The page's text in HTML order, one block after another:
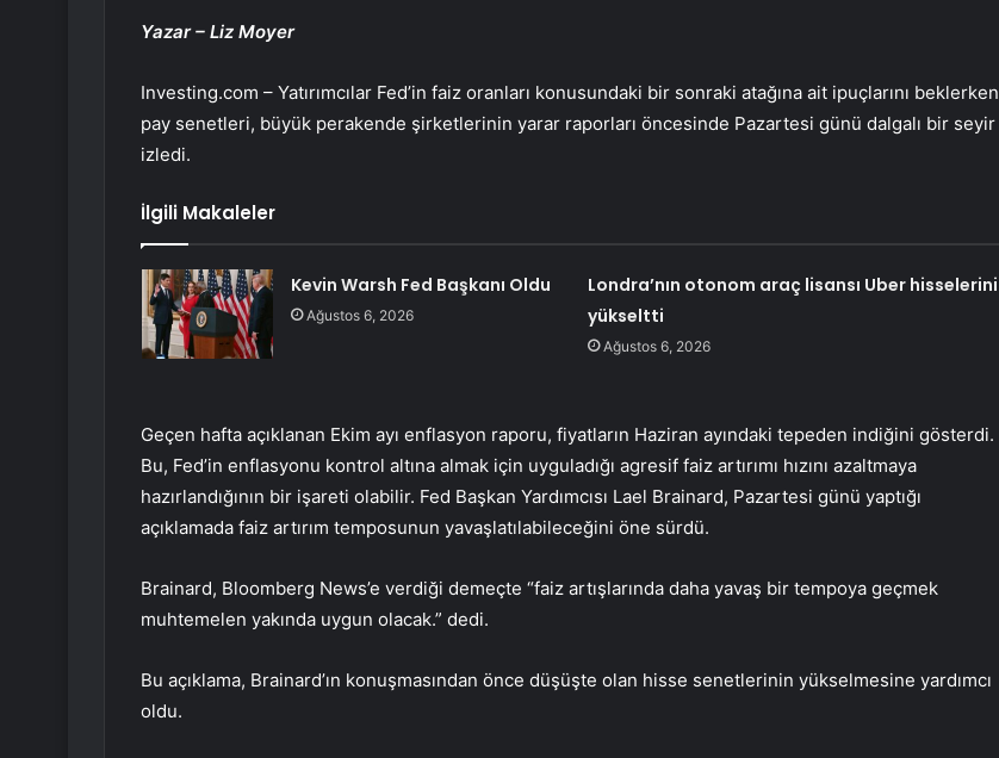
Yazar – Liz Moyer
Investing.com – Yatırımcılar Fed’in faiz oranları konusundaki bir sonraki atağına ait ipuçlarını beklerken
pay senetleri, büyük perakende şirketlerinin yarar raporları öncesinde Pazartesi günü dalgalı bir seyir
izledi.
İlgili Makaleler
Kevin Warsh Fed Başkanı Oldu
Ağustos 6, 2026
Londra’nın otonom araç lisansı Uber hisselerini
yükseltti
Ağustos 6, 2026
Geçen hafta açıklanan Ekim ayı enflasyon raporu, fiyatların Haziran ayındaki tepeden indiğini gösterdi.
Bu, Fed’in enflasyonu kontrol altına almak için uyguladığı agresif faiz artırımı hızını azaltmaya
hazırlandığının bir işareti olabilir. Fed Başkan Yardımcısı Lael Brainard, Pazartesi günü yaptığı
açıklamada faiz artırım temposunun yavaşlatılabileceğini öne sürdü.
Brainard, Bloomberg News’e verdiği demeçte “faiz artışlarında daha yavaş bir tempoya geçmek
muhtemelen yakında uygun olacak.” dedi.
Bu açıklama, Brainard’ın konuşmasından önce düşüşte olan hisse senetlerinin yükselmesine yardımcı
oldu.